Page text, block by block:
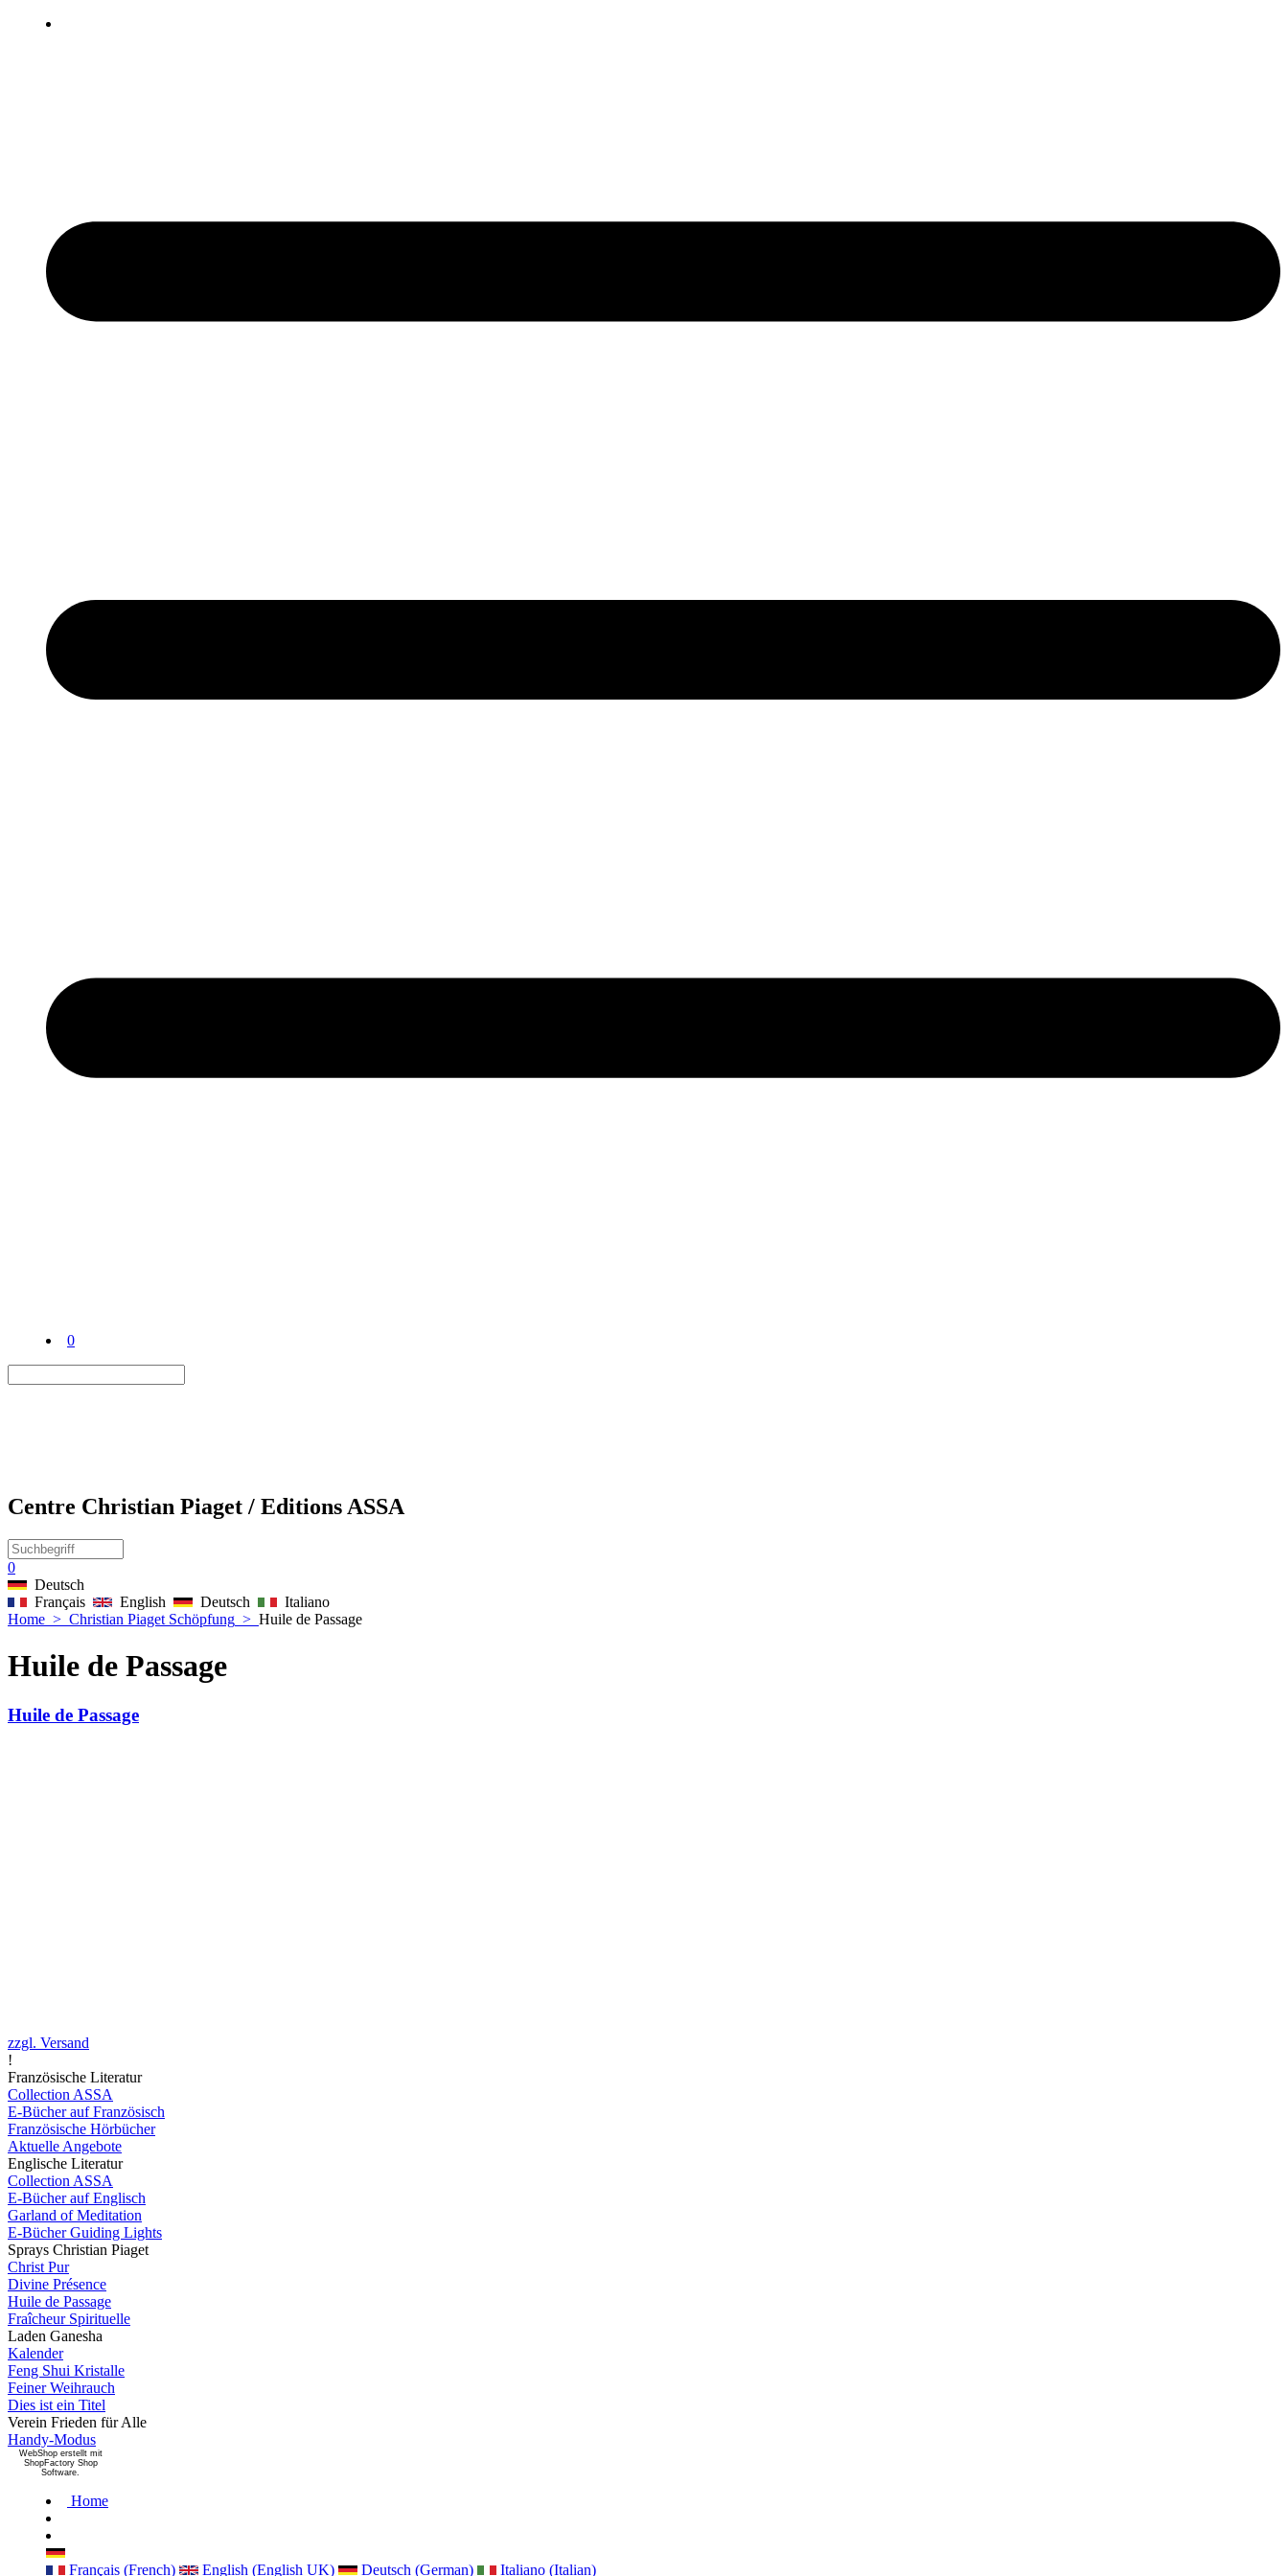
0
Centre Christian Piaget / Editions ASSA
0
Deutsch
Français
English Deutsch
Italiano
Home > Christian Piaget Schöpfung > Huile de Passage
Huile de Passage
Huile de Passage
zzgl. Versand
!
Französische Literatur
Collection ASSA
E-Bücher auf Französisch
Französische Hörbücher
Aktuelle Angebote
Englische Literatur
Collection ASSA
E-Bücher auf Englisch
Garland of Meditation
E-Bücher Guiding Lights
Sprays Christian Piaget
Christ Pur
Divine Présence
Huile de Passage
Fraîcheur Spirituelle
Laden Ganesha
Kalender
Feng Shui Kristalle
Feiner Weihrauch
Dies ist ein Titel
Verein Frieden für Alle
Handy-Modus
WebShop erstellt mit
ShopFactory Shop
Software.
Home
Français (French) English (English UK) Deutsch (German) Italiano (Italian)